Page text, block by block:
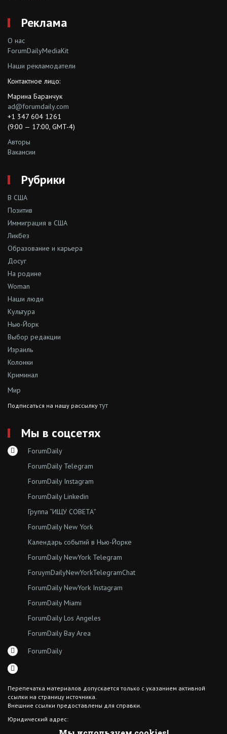
Реклама
О нас
ForumDailyMediaKit
Наши рекламодатели
Контактное лицо:
Марина Баранчук
ad@forumdaily.com
+1 347 604 1261
(9:00 — 17:00, GMT-4)
Авторы
Вакансии
Рубрики
В США
Позитив
Иммиграция в США
Ликбез
Образование и карьера
Досуг
На родине
Woman
Наши люди
Культура
Нью-Йорк
Выбор редакции
Израиль
Колонки
Криминал
Мир
Подписаться на нашу рассылкутут
Мы в соцсетях
ForumDaily
ForumDaily Telegram
ForumDaily Instagram
ForumDaily Linkedin
Группа “ИЩУ СОВЕТА”
ForumDaily New York
Календарь событий в Нью-Йорке
ForumDaily NewYork Telegram
ForuymDailyNewYorkTelegramChat
ForumDaily NewYork Instagram
ForumDaily Miami
ForumDaily Los Angeles
ForumDaily Bay Area
ForumDaily
Перепечатка материалов допускается только с указанием активной
ссылки на страницу источника.
Внешние ссылки предоставлены для справки.
Юридический адрес: